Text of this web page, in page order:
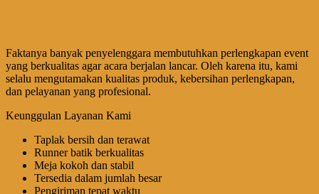
Faktanya banyak penyelenggara membutuhkan perlengkapan event
yang berkualitas agar acara berjalan lancar. Oleh karena itu, kami
selalu mengutamakan kualitas produk, kebersihan perlengkapan,
dan pelayanan yang profesional.
Keunggulan Layanan Kami
Taplak bersih dan terawat
Runner batik berkualitas
Meja kokoh dan stabil
Tersedia dalam jumlah besar
Pengiriman tepat waktu